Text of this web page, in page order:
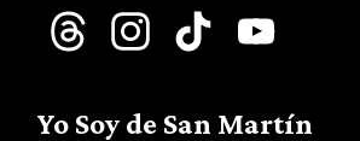
Threads InstagramTikTok
Yo Soy de San Martín